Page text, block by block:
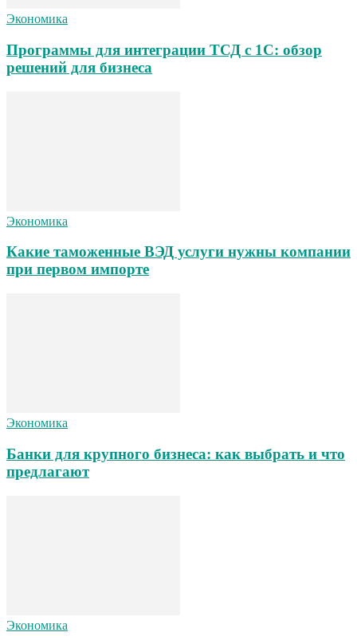
Экономика
Программы для интеграции ТСД с 1С: обзор
решений для бизнеса
Экономика
Какие таможенные ВЭД услуги нужны компании
при первом импорте
Экономика
Банки для крупного бизнеса: как выбрать и что
предлагают
Экономика